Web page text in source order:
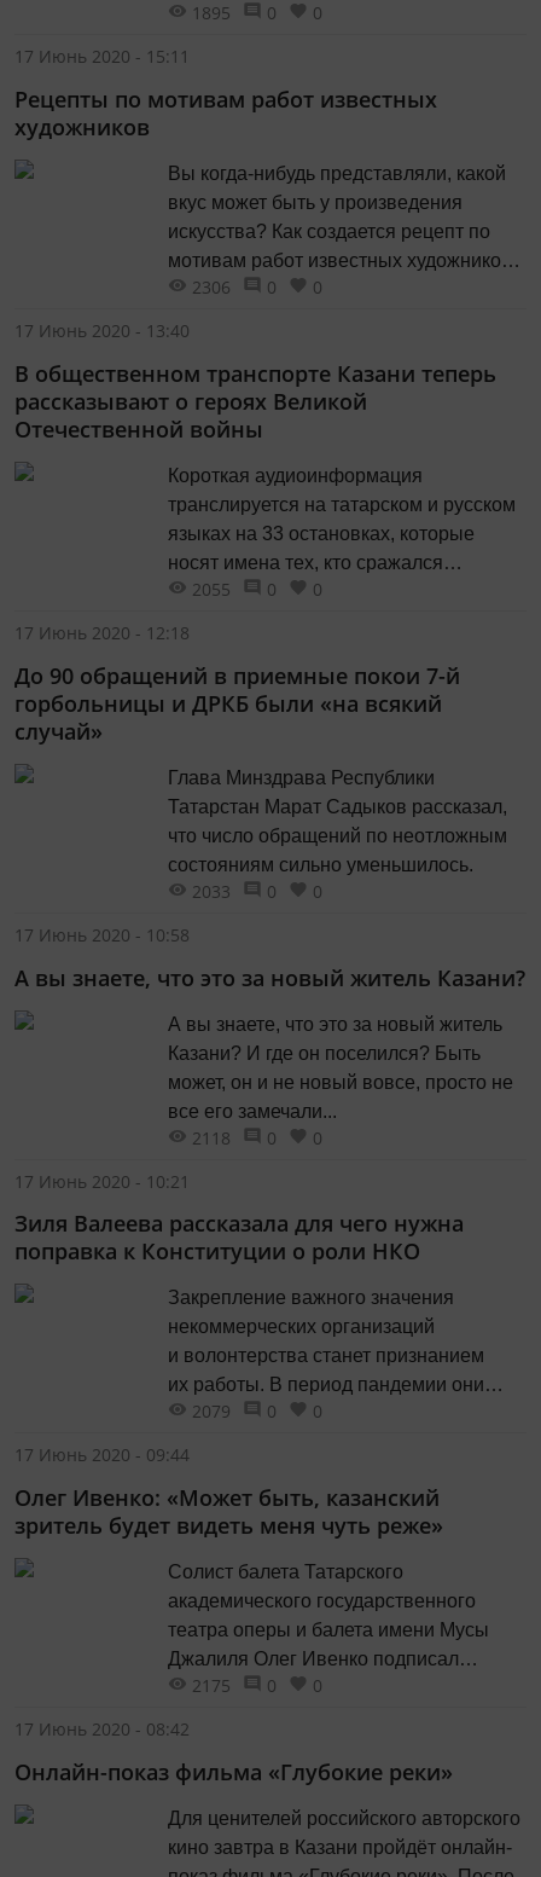
1895 0
0
17 Июнь 2020 - 15:11
Рецепты по мотивам работ известных
художников
Вы когда-нибудь представляли, какой
вкус может быть у произведения
искусства? Как создается рецепт по
мотивам работ известных художников?
Насколько важна техника и цвет для
2306 0
0
17 Июнь 2020 - 13:40
В общественном транспорте Казани теперь
рассказывают о героях Великой
Отечественной войны
Короткая аудиоинформация
транслируется на татарском и русском
языках на 33 остановках, которые
носят имена тех, кто сражался
на фронте и ковал победу в тылу.
2055 0
0
17 Июнь 2020 - 12:18
До 90 обращений в приемные покои 7-й
горбольницы и ДРКБ были «на всякий
случай»
Глава Минздрава Республики
Татарстан Марат Садыков рассказал,
что число обращений по неотложным
состояниям сильно уменьшилось.
2033 0
0
17 Июнь 2020 - 10:58
А вы знаете, что это за новый житель Казани?
А вы знаете, что это за новый житель
Казани? И где он поселился? Быть
может, он и не новый вовсе, просто не
все его замечали...
2118 0
0
17 Июнь 2020 - 10:21
Зиля Валеева рассказала для чего нужна
поправка к Конституции о роли НКО
Закрепление важного значения
некоммерческих организаций
и волонтерства станет признанием
их работы. В период пандемии они
доказали свою силу.
2079 0
0
17 Июнь 2020 - 09:44
Олег Ивенко: «Может быть, казанский
зритель будет видеть меня чуть реже»
Солист балета Татарского
академического государственного
театра оперы и балета имени Мусы
Джалиля Олег Ивенко подписал
контракт с одним из ведущих
2175 0
0
17 Июнь 2020 - 08:42
Онлайн-показ фильма «Глубокие реки»
Для ценителей российского авторского
кино завтра в Казани пройдёт онлайн-